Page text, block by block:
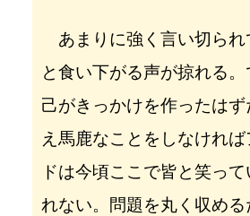
あまりに強く言い切られ
と食い下がる声が掠れる
己がきっかけを作ったは
え馬鹿なことをしなけれ
ドは今頃ここで皆と笑っ
れない。問題を丸く収め